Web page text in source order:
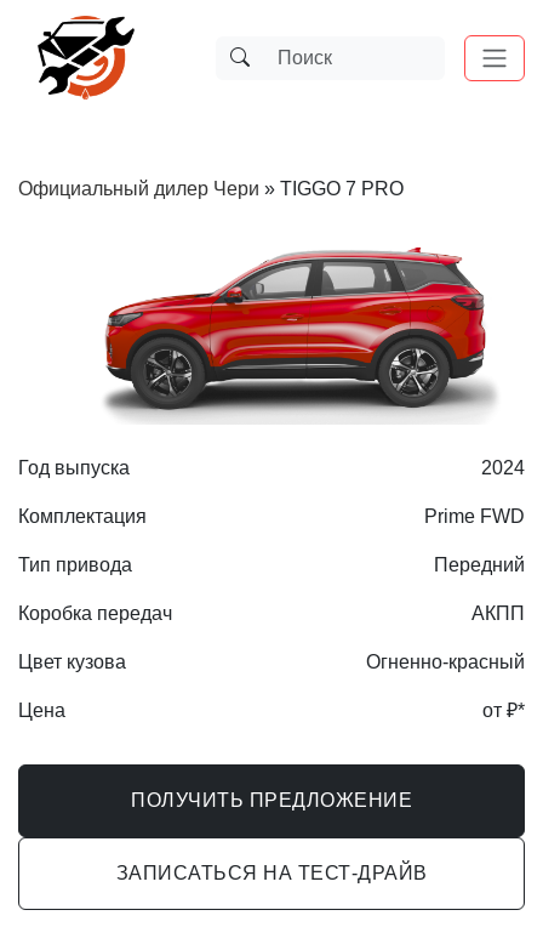
Официальный дилер Чери » TIGGO 7 PRO
Год выпуска 2024
Комплектация Prime FWD
Тип привода Передний
Коробка передач АКПП
Цвет кузова Огненно-красный
Цена от ₽*
ПОЛУЧИТЬ ПРЕДЛОЖЕНИЕ
ЗАПИСАТЬСЯ НА ТЕСТ-ДРАЙВ